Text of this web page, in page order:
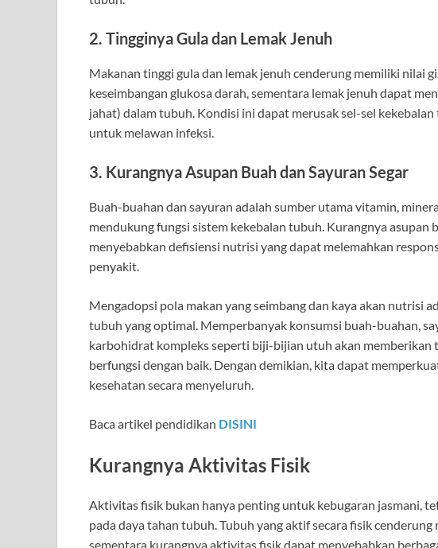
2. Tingginya Gula dan Lemak Jenuh
Makanan tinggi gula dan lemak jenuh cenderung memiliki nilai
keseimbangan glukosa darah, sementara lemak jenuh dapat
jahat) dalam tubuh. Kondisi ini dapat merusak sel-sel
untuk melawan infeksi.
3. Kurangnya Asupan Buah dan Sayuran Segar
Buah-buahan dan sayuran adalah sumber utama vitamin,
mendukung fungsi sistem kekebalan tubuh. Kurangnya asupan
menyebabkan defisiensi nutrisi yang dapat melemahkan
penyakit.
Mengadopsi pola makan yang seimbang dan kaya akan nutrisi
tubuh yang optimal. Memperbanyak konsumsi buah-buahan,
karbohidrat kompleks seperti biji-bijian utuh akan
berfungsi dengan baik. Dengan demikian, kita dapat
kesehatan secara menyeluruh.
Baca artikel pendidikan DISINI
Kurangnya Aktivitas Fisik
Aktivitas fisik bukan hanya penting untuk kebugaran jasmani,
pada daya tahan tubuh. Tubuh yang aktif secara fisik
sementara kurangnya aktivitas fisik dapat menyebabkan